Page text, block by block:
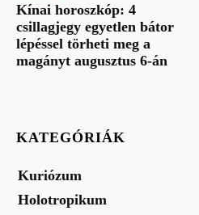
Kínai horoszkóp: 4
csillagjegy egyetlen bátor
lépéssel törheti meg a
magányt augusztus 6-án
KATEGÓRIÁK
Kuriózum
Holotropikum